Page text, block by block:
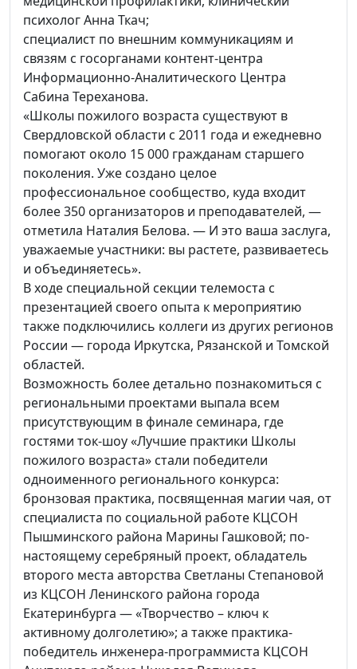
психолог Анна Ткач;
специалист по внешним коммуникациям и
связям с госорганами контент-центра
Информационно-Аналитического Центра
Сабина Тереханова.
«Школы пожилого возраста существуют в
Свердловской области с 2011 года и ежедневно
помогают около 15 000 гражданам старшего
поколения. Уже создано целое
профессиональное сообщество, куда входит
более 350 организаторов и преподавателей, —
отметила Наталия Белова. — И это ваша заслуга,
уважаемые участники: вы растете, развиваетесь
и объединяетесь».
В ходе специальной секции телемоста с
презентацией своего опыта к мероприятию
также подключились коллеги из других регионов
России — города Иркутска, Рязанской и Томской
областей.
Возможность более детально познакомиться с
региональными проектами выпала всем
присутствующим в финале семинара, где
гостями ток-шоу «Лучшие практики Школы
пожилого возраста» стали победители
одноименного регионального конкурса:
бронзовая практика, посвященная магии чая, от
специалиста по социальной работе КЦСОН
Пышминского района Марины Гашковой; по-
настоящему серебряный проект, обладатель
второго места авторства Светланы Степановой
из КЦСОН Ленинского района города
Екатеринбурга — «Творчество – ключ к
активному долголетию»; а также практика-
победитель инженера-программиста КЦСОН